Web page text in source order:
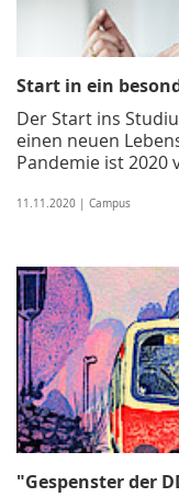
Start in ein
Der Start ins
einen neuen
Pandemie ist 2020
11.11.2020 | Campus
"Gespenster der